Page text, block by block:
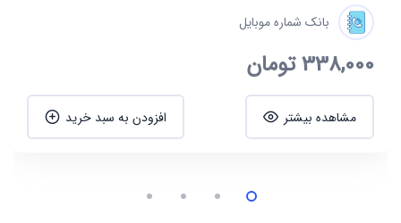
بانک شماره موبایل
338,000تومان
مشاهده بیشتر افزودن به سبد خرید